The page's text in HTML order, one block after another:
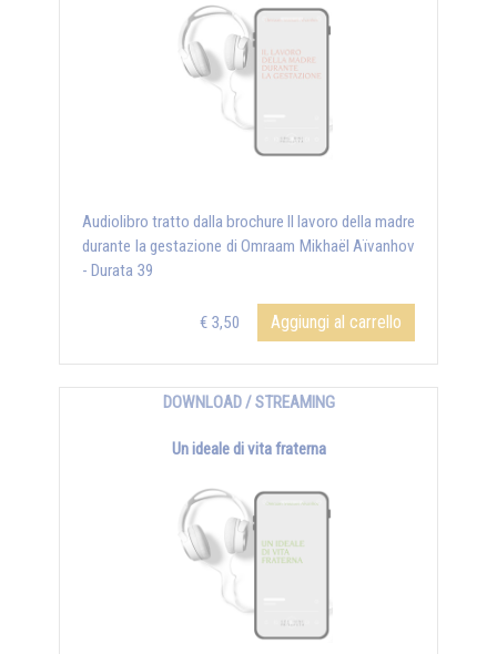
Audiolibro tratto dalla brochure Il lavoro della madre
durante la gestazione di Omraam Mikhaël Aïvanhov
- Durata 39
€ 3,50 Aggiungi al carrello
DOWNLOAD / STREAMING
Un ideale di vita fraterna